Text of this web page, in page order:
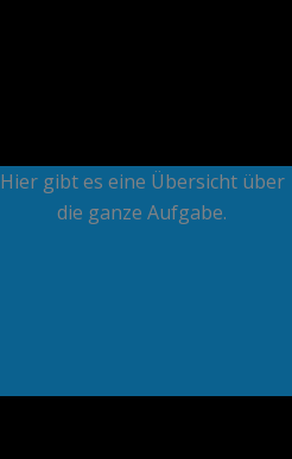
Hier gibt es eine Übersicht über
die ganze Aufgabe.